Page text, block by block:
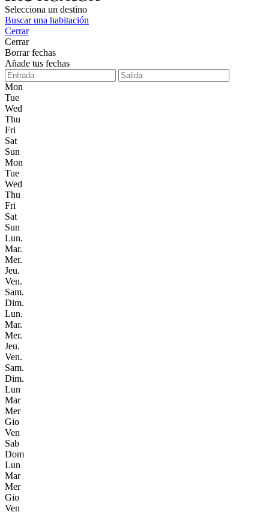
Selecciona un destino
Buscar una habitación
Cerrar
Cerrar
Borrar fechas
Añade tus fechas
Mon
Tue
Wed
Thu
Fri
Sat
Sun
Mon
Tue
Wed
Thu
Fri
Sat
Sun
Lun.
Mar.
Mer.
Jeu.
Ven.
Sam.
Dim.
Lun.
Mar.
Mer.
Jeu.
Ven.
Sam.
Dim.
Lun
Mar
Mer
Gio
Ven
Sab
Dom
Lun
Mar
Mer
Gio
Ven